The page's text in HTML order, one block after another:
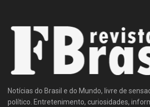
Notícias do Brasil e do Mundo, livre de
político. Entretenimento, curiosidades,